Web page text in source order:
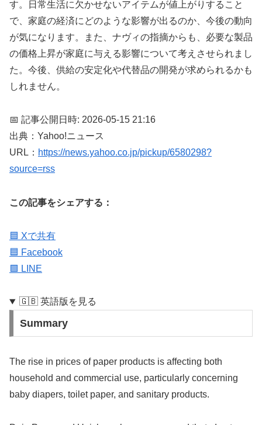
す。日常生活に欠かせないアイテムが値上がりすること
で、家庭の経済にどのような影響が出るのか、今後の動向
が気になります。また、ナヴィの指摘からも、必要な製品
の価格上昇が家庭に与える影響について考えさせられまし
た。今後、供給の安定化や代替品の開発が求められるかも
しれません。
📅 記事公開日時: 2026-05-15 21:16
出典：Yahoo!ニュース
URL： https://news.yahoo.co.jp/pickup/6580298?
source=rss
この記事をシェアする：
🟦 Xで共有
🟦 Facebook
🟩 LINE
🇬🇧 英語版を見る
Summary
The rise in prices of paper products is affecting both
household and commercial use, particularly concerning
baby diapers, toilet paper, and sanitary products.